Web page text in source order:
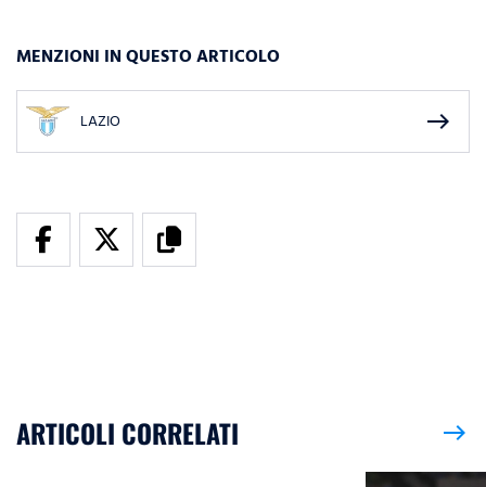
MENZIONI IN QUESTO ARTICOLO
LAZIO east
ARTICOLI CORRELATI east